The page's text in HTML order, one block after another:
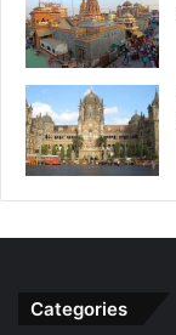
Categories